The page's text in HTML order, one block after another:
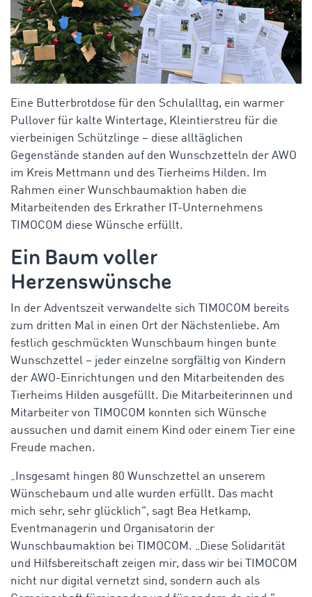
Eine Butterbrotdose für den Schulalltag, ein warmer
Pullover für kalte Wintertage, Kleintierstreu für die
vierbeinigen Schützlinge – diese alltäglichen
Gegenstände standen auf den Wunschzetteln der AWO
im Kreis Mettmann und des Tierheims Hilden. Im
Rahmen einer Wunschbaumaktion haben die
Mitarbeitenden des Erkrather IT-Unternehmens
TIMOCOM diese Wünsche erfüllt.
Ein Baum voller
Herzenswünsche
In der Adventszeit verwandelte sich TIMOCOM bereits
zum dritten Mal in einen Ort der Nächstenliebe. Am
festlich geschmückten Wunschbaum hingen bunte
Wunschzettel – jeder einzelne sorgfältig von Kindern
der AWO-Einrichtungen und den Mitarbeitenden des
Tierheims Hilden ausgefüllt. Die Mitarbeiterinnen und
Mitarbeiter von TIMOCOM konnten sich Wünsche
aussuchen und damit einem Kind oder einem Tier eine
Freude machen.
„Insgesamt hingen 80 Wunschzettel an unserem
Wünschebaum und alle wurden erfüllt. Das macht
mich sehr, sehr glücklich", sagt Bea Hetkamp,
Eventmanagerin und Organisatorin der
Wunschbaumaktion bei TIMOCOM. „Diese Solidarität
und Hilfsbereitschaft zeigen mir, dass wir bei TIMOCOM
nicht nur digital vernetzt sind, sondern auch als